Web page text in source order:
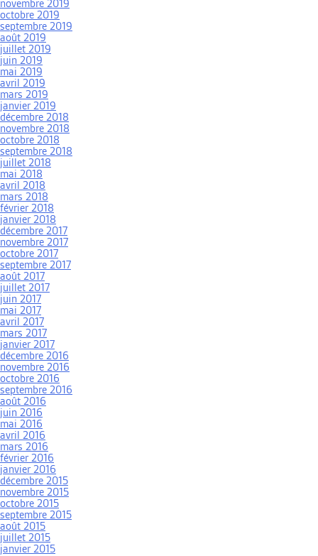
novembre 2019
octobre 2019
septembre 2019
août 2019
juillet 2019
juin 2019
mai 2019
avril 2019
mars 2019
janvier 2019
décembre 2018
novembre 2018
octobre 2018
septembre 2018
juillet 2018
mai 2018
avril 2018
mars 2018
février 2018
janvier 2018
décembre 2017
novembre 2017
octobre 2017
septembre 2017
août 2017
juillet 2017
juin 2017
mai 2017
avril 2017
mars 2017
janvier 2017
décembre 2016
novembre 2016
octobre 2016
septembre 2016
août 2016
juin 2016
mai 2016
avril 2016
mars 2016
février 2016
janvier 2016
décembre 2015
novembre 2015
octobre 2015
septembre 2015
août 2015
juillet 2015
janvier 2015